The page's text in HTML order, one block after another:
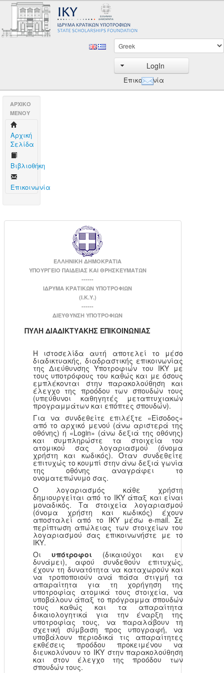
LogIn
Επικοινωνία
AΡΧΙΚΟ
ΜΕΝΟΥ
Aρχική
Σελίδα
Βιβλιοθήκη
Επικοινωνία
ΕΛΛΗΝΙΚΗ ΔΗΜΟΚΡΑΤΙΑ
ΥΠΟΥΡΓΕΙΟ ΠΑΙΔΕΙΑΣ ΚΑΙ ΘΡΗΣΚΕΥΜΑΤΩΝ
------
ΙΔΡΥΜΑ ΚΡΑΤΙΚΩΝ ΥΠΟΤΡΟΦΙΩΝ
(Ι.Κ.Υ.)
------
ΔΙΕΥΘΥΝΣΗ ΥΠΟΤΡΟΦΙΩΝ
ΠΥΛΗ ΔΙΑΔΙΚΤΥΑΚΗΣ ΕΠΙΚΟΙΝΩΝΙΑΣ
Η ιστοσελίδα αυτή αποτελεί το μέσο
διαδικτυακής, διαδραστικής επικοινωνίας
της Διεύθυνσης Υποτροφιών του ΙΚΥ με
τους υποτρόφους του καθώς και με όσους
εμπλέκονται στην παρακολούθηση και
έλεγχο της προόδου των σπουδών τους
(υπεύθυνοι καθηγητές μεταπτυχιακών
προγραμμάτων και επόπτες σπουδών).
Για να συνδεθείτε επιλέξτε «Είσοδος»
από το αρχικό μενού (άνω αριστερά της
οθόνης) ή «Login» (άνω δεξιά της οθόνης)
και συμπληρώστε τα στοιχεία του
ατομικού σας λογαριασμού (όνομα
χρήστη και κωδικός). Όταν συνδεθείτε
επιτυχώς το κουμπί στην άνω δεξιά γωνία
της οθόνης αναγράφει το
ονοματεπώνυμο σας.
Ο λογαριασμός κάθε χρήστη
δημιουργείται από το ΙΚΥ άπαξ και είναι
μοναδικός. Τα στοιχεία λογαριασμού
(όνομα χρήστη και κωδικός) έχουν
αποσταλεί από το ΙΚΥ μέσω e-mail. Σε
περίπτωση απώλειας των στοιχείων του
λογαριασμού σας επικοινωνήστε με το
ΙΚΥ.
Οι υπότροφοι(δικαιούχοι και εν
δυνάμει), αφού συνδεθούν επιτυχώς,
έχουν τη δυνατότητα να καταχωρούν και
να τροποποιούν ανά πάσα στιγμή τα
απαραίτητα για τη χορήγηση της
υποτροφίας ατομικά τους στοιχεία, να
υποβάλουν άπαξ το πρόγραμμα σπουδών
τους καθώς και τα απαραίτητα
δικαιολογητικά για την έναρξη της
υποτροφίας τους, να παραλάβουν τη
σχετική σύμβαση προς υπογραφή, να
υποβάλουν περιοδικά τις απαραίτητες
εκθέσεις προόδου προκειμένου να
διευκολύνουν το ΙΚΥ στην παρακολούθηση
και στον έλεγχο της προόδου των
σπουδών τους.